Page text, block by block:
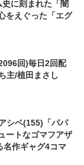
に刻まれた「闇
をえぐった「エグ
回)毎日2回配
主/植田まさし
シベ(155)「パパ
ートなゴマフアザ
名作ギャグ4コマ